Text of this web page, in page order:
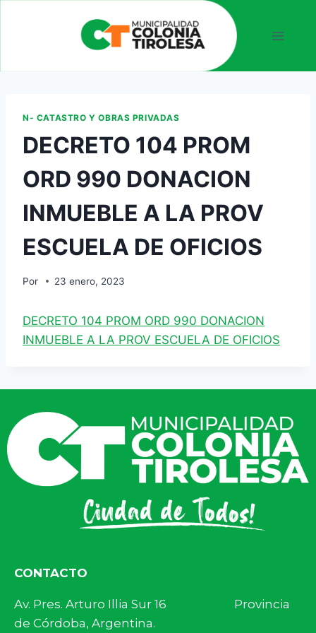
N- CATASTRO Y OBRAS PRIVADAS
DECRETO 104 PROM
ORD 990 DONACION
INMUEBLE A LA PROV
ESCUELA DE OFICIOS
Por 23 enero, 2023
DECRETO 104 PROM ORD 990 DONACION
INMUEBLE A LA PROV ESCUELA DE OFICIOS
CONTACTO
Av. Pres. Arturo Illia Sur 16 Provincia
de Córdoba, Argentina.